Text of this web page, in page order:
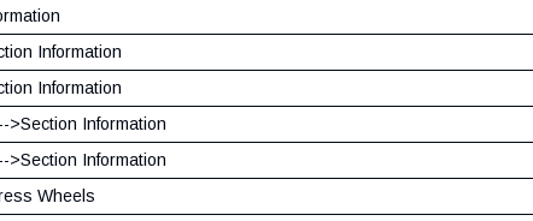
Information
Information
>Section Information
>Section Information
Wheels